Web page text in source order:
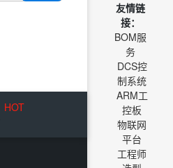
HOT
友情链
接：
BOM服
务
DCS控
制系统
ARM工
控板
物联网
平台
工程师